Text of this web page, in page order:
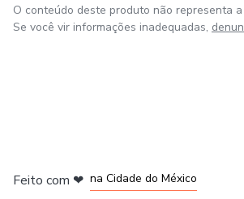
O conteúdo deste produto não representa
Se você vir informações inadequadas,
Feito com ❤ na Cidade do México